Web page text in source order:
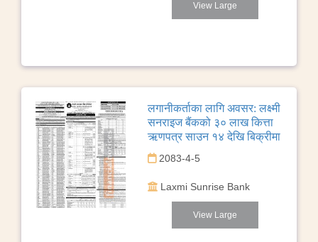
View Large
लगानीकर्ताका लागि अवसर: लक्ष्मी
सनराइज बैंकको ३० लाख कित्ता
ऋणपत्र साउन १४ देखि बिक्रीमा
2083-4-5
Laxmi Sunrise Bank
View Large